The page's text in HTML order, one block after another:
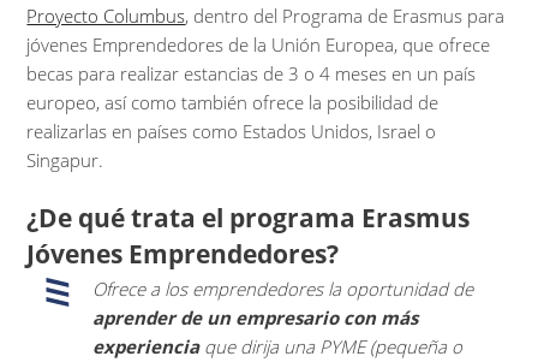
Proyecto Columbus, dentro del Programa de Erasmus para
jóvenes Emprendedores de la Unión Europea, que ofrece
becas para realizar estancias de 3 o 4 meses en un país
europeo, así como también ofrece la posibilidad de
realizarlas en países como Estados Unidos, Israel o
Singapur.
¿De qué trata el programa Erasmus
Jóvenes Emprendedores?
Ofrece a los emprendedores la oportunidad de
aprender de un empresario con más
experiencia que dirija una PYME (pequeña o